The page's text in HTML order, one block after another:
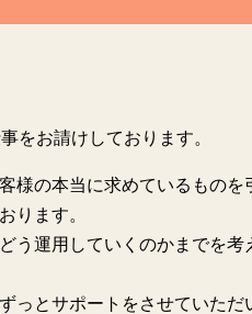
をお請けしております。
様の本当に求めているものを
ります。
う運用していくのかまでを考
っとサポートをさせていただ